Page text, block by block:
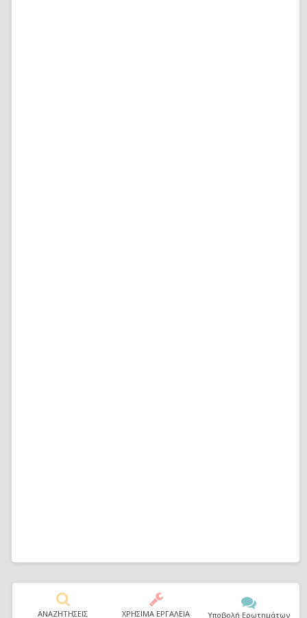
ΑΝΑΖΗΤΗΣΕΙΣ ΧΡΗΣΙΜΑ ΕΡΓΑΛΕΙΑ Υποβολή Ερωτημάτων